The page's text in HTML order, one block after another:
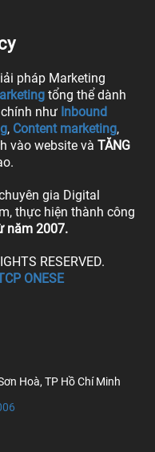
pháp Marketing
tổng thể dành
như Inbound
, Content marketing,
vào website và TĂNG
gia Digital
thực hiện thành công
năm 2007.
RESERVED.
ONESE
Hoà, TP Hồ Chí Minh